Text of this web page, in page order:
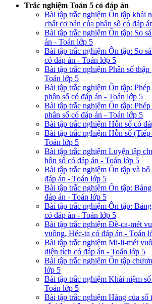
Trắc nghiệm Toán 5 có đáp án
Bài tập trắc nghiệm Ôn tập khái
chất cơ bản của phân số có đáp
Bài tập trắc nghiệm Ôn tập: So
án - Toán lớp 5
Bài tập trắc nghiệm Ôn tập: So
có đáp án - Toán lớp 5
Bài tập trắc nghiệm Phân số thập
Toán lớp 5
Bài tập trắc nghiệm Ôn tập:
phân số có đáp án - Toán lớp 5
Bài tập trắc nghiệm Ôn tập:
phân số có đáp án - Toán lớp 5
Bài tập trắc nghiệm Hỗn số có
Bài tập trắc nghiệm Hỗn số
Toán lớp 5
Bài tập trắc nghiệm Luyện tập
hỗn số có đáp án - Toán lớp 5
Bài tập trắc nghiệm Ôn tập và
đáp án - Toán lớp 5
Bài tập trắc nghiệm Ôn tập:
đáp án - Toán lớp 5
Bài tập trắc nghiệm Ôn tập:
có đáp án - Toán lớp 5
Bài tập trắc nghiệm Đề-ca-mét
vuông. Héc-ta có đáp án - Toán
Bài tập trắc nghiệm Mi-li-mét
diện tích có đáp án - Toán lớp 5
Bài tập trắc nghiệm Ôn tập
lớp 5
Bài tập trắc nghiệm Khái niệm
Toán lớp 5
Bài tập trắc nghiệm Hàng của